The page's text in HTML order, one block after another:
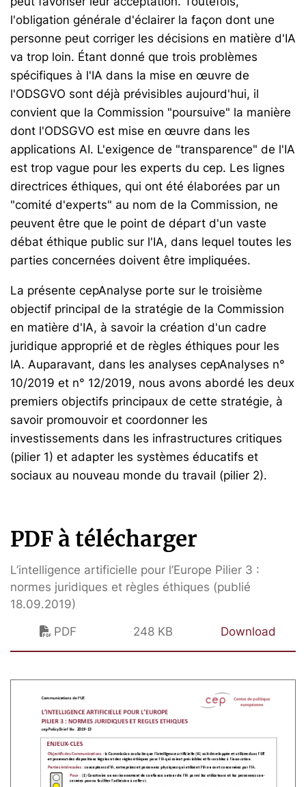
l'obligation générale d'éclairer la façon dont une
personne peut corriger les décisions en matière d'IA
va trop loin. Étant donné que trois problèmes
spécifiques à l'IA dans la mise en œuvre de
l'ODSGVO sont déjà prévisibles aujourd'hui, il
convient que la Commission "poursuive" la manière
dont l'ODSGVO est mise en œuvre dans les
applications AI. L'exigence de "transparence" de l'IA
est trop vague pour les experts du cep. Les lignes
directrices éthiques, qui ont été élaborées par un
"comité d'experts" au nom de la Commission, ne
peuvent être que le point de départ d'un vaste
débat éthique public sur l'IA, dans lequel toutes les
parties concernées doivent être impliquées.
La présente cepAnalyse porte sur le troisième
objectif principal de la stratégie de la Commission
en matière d'IA, à savoir la création d'un cadre
juridique approprié et de règles éthiques pour les
IA. Auparavant, dans les analyses cepAnalyses n°
10/2019 et n° 12/2019, nous avons abordé les deux
premiers objectifs principaux de cette stratégie, à
savoir promouvoir et coordonner les
investissements dans les infrastructures critiques
(pilier 1) et adapter les systèmes éducatifs et
sociaux au nouveau monde du travail (pilier 2).
PDF à télécharger
L’intelligence artificielle pour l’Europe Pilier 3 :
normes juridiques et règles éthiques (publié
18.09.2019)
PDF
248 KB Download